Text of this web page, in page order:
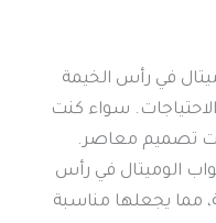
في رأس الخيمة
سواء كنت
تصميم معاصر.
الوميتال في رأس
مما يجعلها مناسبة